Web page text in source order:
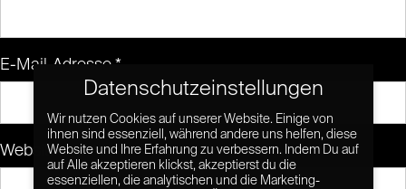
E-Mail-Adresse *
Website
Datenschutzeinstellungen
Wir nutzen Cookies auf unserer Website. Einige von
ihnen sind essenziell, während andere uns helfen, diese
Website und Ihre Erfahrung zu verbessern. Indem Du auf
auf Alle akzeptieren klickst, akzeptierst du die
essenziellen, die analytischen und die Marketing-